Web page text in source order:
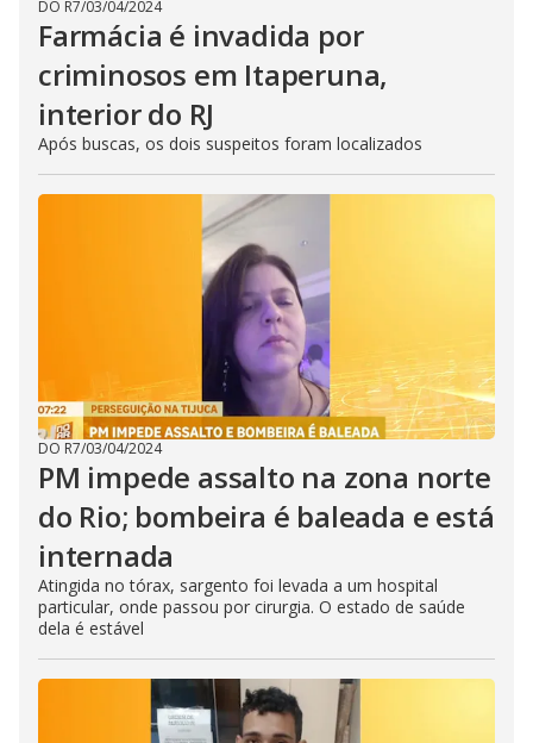
DO R7/03/04/2024
Farmácia é invadida por
criminosos em Itaperuna,
interior do RJ
Após buscas, os dois suspeitos foram localizados
DO R7/03/04/2024
PM impede assalto na zona norte
do Rio; bombeira é baleada e está
internada
Atingida no tórax, sargento foi levada a um hospital
particular, onde passou por cirurgia. O estado de saúde
dela é estável